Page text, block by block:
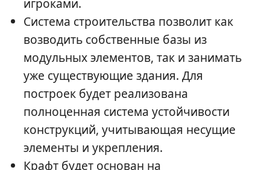
игроками.
Система строительства позволит как
возводить собственные базы из
модульных элементов, так и занимать
уже существующие здания. Для
построек будет реализована
полноценная система устойчивости
конструкций, учитывающая несущие
элементы и укрепления.
Крафт будет основан на